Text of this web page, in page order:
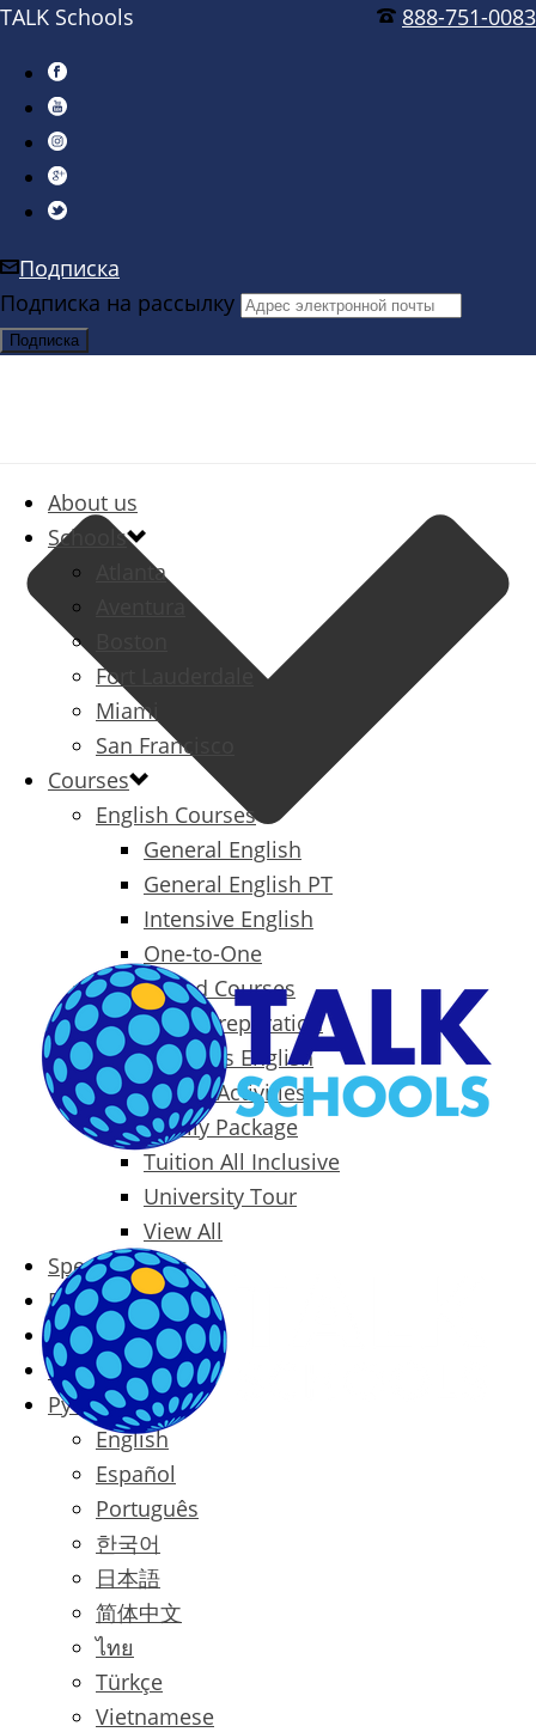
888-751-0083
TALK Schools
Подписка
Подписка на рассылку
About us
Schools
Atlanta
Aventura
Fort Lauderdale
Miami
San Francisco
Courses
English Courses
General English
General English PT
Intensive English
One-to-One
Specialized Courses
Exam Preparation
Business English
Packages & Activities
Family Package
Tuition All Inclusive
University Tour
View All
Special Offers
Prices
Blog
Contact
Русский
English
Español
Português
한국어
日本語
简体中文
ไทย
Türkçe
Vietnamese